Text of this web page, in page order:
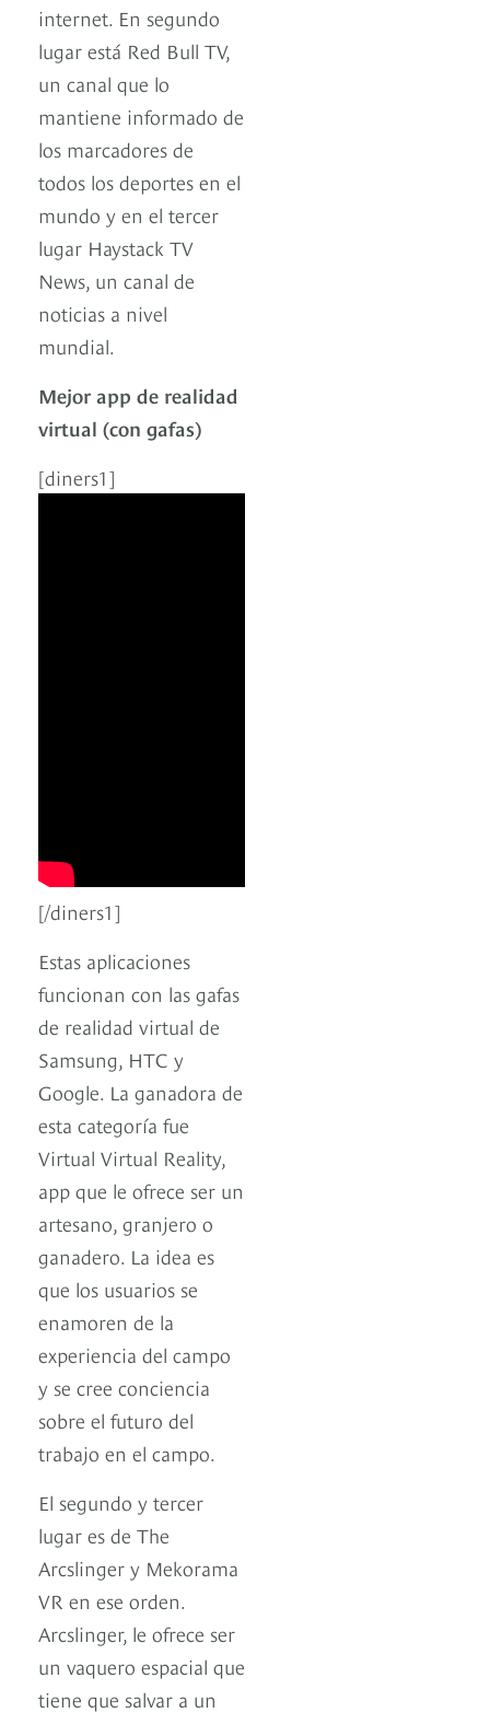
internet. En segundo
lugar está Red Bull TV,
un canal que lo
mantiene informado de
los marcadores de
todos los deportes en el
mundo y en el tercer
lugar Haystack TV
News, un canal de
noticias a nivel
mundial.
Mejor app de realidad
virtual (con gafas)
[diners1]
[/diners1]
Estas aplicaciones
funcionan con las gafas
de realidad virtual de
Samsung, HTC y
Google. La ganadora de
esta categoría fue
Virtual Virtual Reality,
app que le ofrece ser un
artesano, granjero o
ganadero. La idea es
que los usuarios se
enamoren de la
experiencia del campo
y se cree conciencia
sobre el futuro del
trabajo en el campo.
El segundo y tercer
lugar es de The
Arcslinger y Mekorama
VR en ese orden.
Arcslinger, le ofrece ser
un vaquero espacial que
tiene que salvar a un